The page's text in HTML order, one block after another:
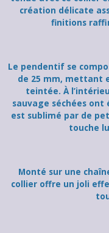
création délicate
finitions
Le pendentif se
de 25 mm, mettant
teintée. À
sauvage séchées
est sublimé par de
touche
Monté sur une
collier offre un joli